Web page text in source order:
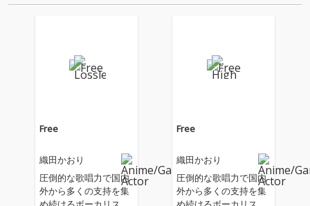
Free
織田かおり
圧倒的な歌唱力で国内
外から多くの支持を集
Free
織田かおり
圧倒的な歌唱力で国内
外から多くの支持を集